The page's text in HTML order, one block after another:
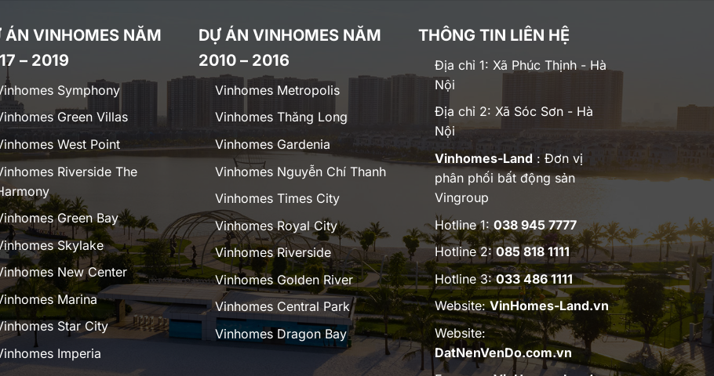
ÁN VINHOMES NĂM
– 2019
Symphony
Green Villas
West Point
Riverside The
Green Bay
Skylake
New Center
Marina
Star City
Imperia
DỰ ÁN VINHOMES NĂM
2010 – 2016
Vinhomes Metropolis
Vinhomes Thăng Long
Vinhomes Gardenia
Vinhomes Nguyễn Chí Thanh
Vinhomes Times City
Vinhomes Royal City
Vinhomes Riverside
Vinhomes Golden River
Vinhomes Central Park
Vinhomes Dragon Bay
THÔNG TIN LIÊN HỆ
Địa chỉ 1: Xã Phúc Thịnh - Hà
Nội
Địa chỉ 2: Xã Sóc Sơn - Hà
Nội
Vinhomes-Land: Đơn vị
phân phối bất động sản
Vingroup
Hotline 1:038 945 7777
Hotline 2:085 818 1111
Hotline 3:033 486 1111
Website:VinHomes-Land.vn
Website:
DatNenVenDo.com.vn